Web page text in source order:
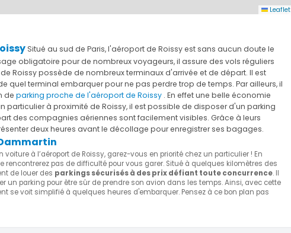
Leaflet
Situé au sud de Paris, l'aéroport de Roissy est sans aucun doute le
obligatoire pour de nombreux voyageurs, il assure des vols réguliers
Roissy possède de nombreux terminaux d'arrivée et de départ. Il est
quel terminal embarquer pour ne pas perdre trop de temps. Par ailleurs, il
de parking proche de l'aéroport de Roissy . En effet une belle économie
particulier à proximité de Roissy, il est possible de disposer d'un parking
des compagnies aériennes sont facilement visibles. Grâce à leurs
deux heures avant le décollage pour enregistrer ses bagages.
à l’aéroport de Roissy, garez-vous en priorité chez un particulier ! En
pas de difficulté pour vous garer. Situé à quelques kilomètres des
de louer des parkings sécurisés à des prix défiant toute concurrence. Il
un parking pour être sûr de prendre son avion dans les temps. Ainsi, avec cette
se voit simplifié à quelques heures d'embarquer. Pensez à ce bon plan pas